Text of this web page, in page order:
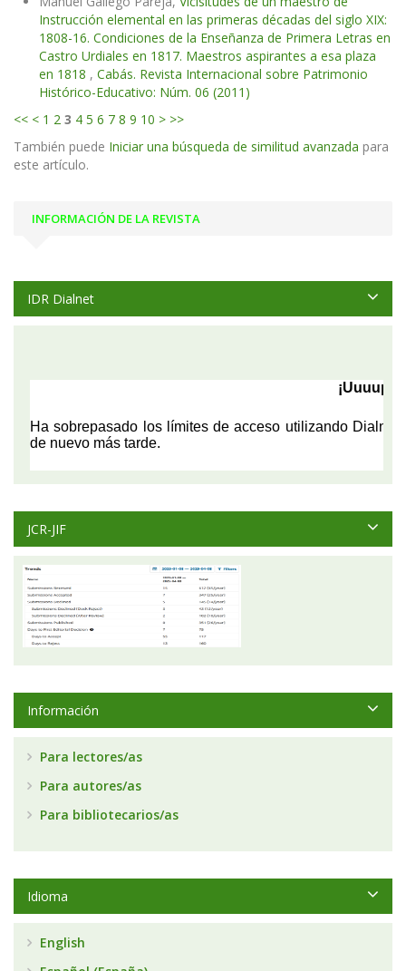
Instrucción elemental en las primeras décadas del siglo XIX:
1808-16. Condiciones de la Enseñanza de Primera Letras en
Castro Urdiales en 1817. Maestros aspirantes a esa plaza
en 1818 , Cabás. Revista Internacional sobre Patrimonio
Histórico-Educativo: Núm. 06 (2011)
<< < 1 2 3 4 5 6 7 8 9 10 > >>
También puede Iniciar una búsqueda de similitud avanzada para
este artículo.
INFORMACIÓN DE LA REVISTA
IDR Dialnet
JCR-JIF
Información
Para lectores/as
Para autores/as
Para bibliotecarios/as
Idioma
English